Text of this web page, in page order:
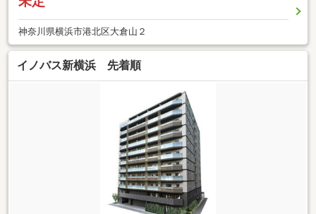
神奈川県横浜市港北区大倉山２
イノバス新横浜 先着順